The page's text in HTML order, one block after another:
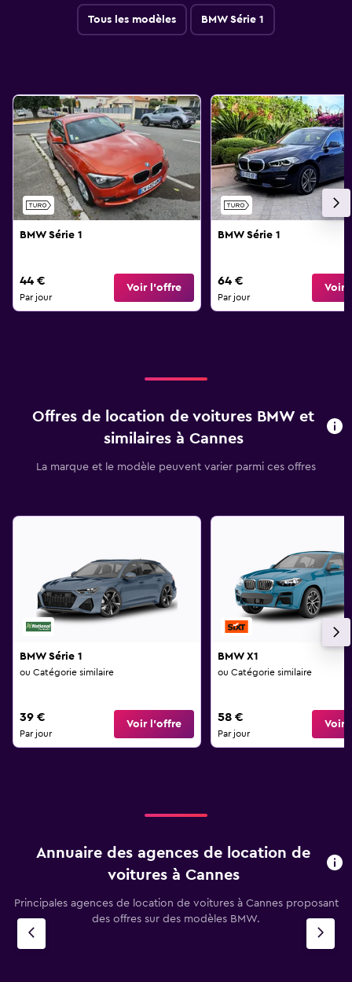
Tous les modèles BMW Série 1
BMW Série 1
44 €
Par jour
Voir l’offre
BMW Série 1
64 €
Par jour
Voir
Offres de location de voitures BMW et
similaires à Cannes
La marque et le modèle peuvent varier parmi ces offres
BMW Série 1
ou Catégorie similaire
39 €
Par jour
Voir l’offre
BMW X1
ou Catégorie similaire
58 €
Par jour
Voir
Annuaire des agences de location de
voitures à Cannes
Principales agences de location de voitures à Cannes proposant
des offres sur des modèles BMW.